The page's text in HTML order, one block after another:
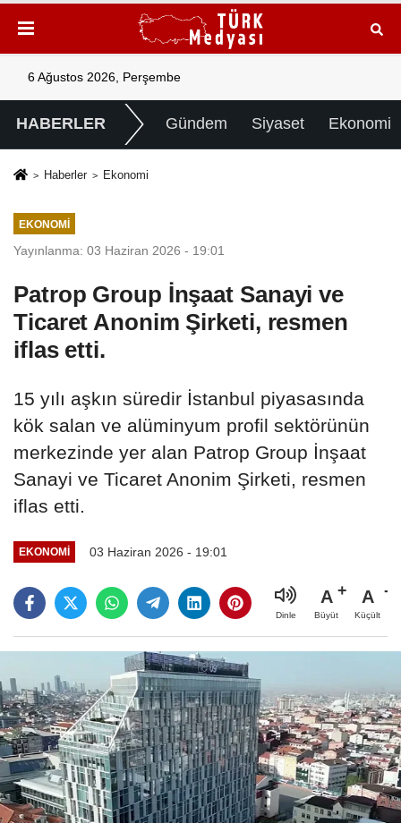
6 Ağustos 2026, Perşembe
HABERLER Gündem Siyaset Ekonomi
Haberler Ekonomi
EKONOMI
Yayınlanma: 03 Haziran 2026 - 19:01
Patrop Group İnşaat Sanayi ve
Ticaret Anonim Şirketi, resmen
iflas etti.
15 yılı aşkın süredir İstanbul piyasasında
kök salan ve alüminyum profil sektörünün
merkezinde yer alan Patrop Group İnşaat
Sanayi ve Ticaret Anonim Şirketi, resmen
iflas etti.
EKONOMI 03 Haziran 2026 - 19:01
Dinle
A
Büyüt
A
Küçült